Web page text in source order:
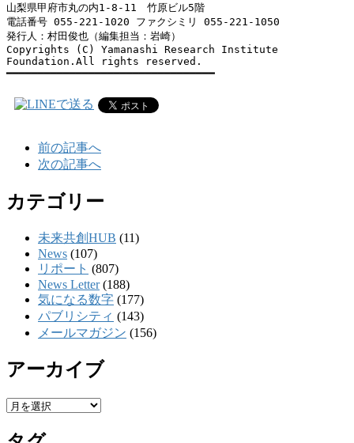
山梨県甲府市丸の内1-8-11　竹原ビル5階
電話番号 055-221-1020 ファクシミリ 055-221-1050
発行人：村田俊也（編集担当：岩崎）
Copyrights (C) Yamanashi Research Institute
Foundation.All rights reserved.
前の記事へ
次の記事へ
カテゴリー
未来共創HUB (11)
News (107)
リポート (807)
News Letter(188)
気になる数字 (177)
パブリシティ (143)
メールマガジン (156)
アーカイブ
ア
カ